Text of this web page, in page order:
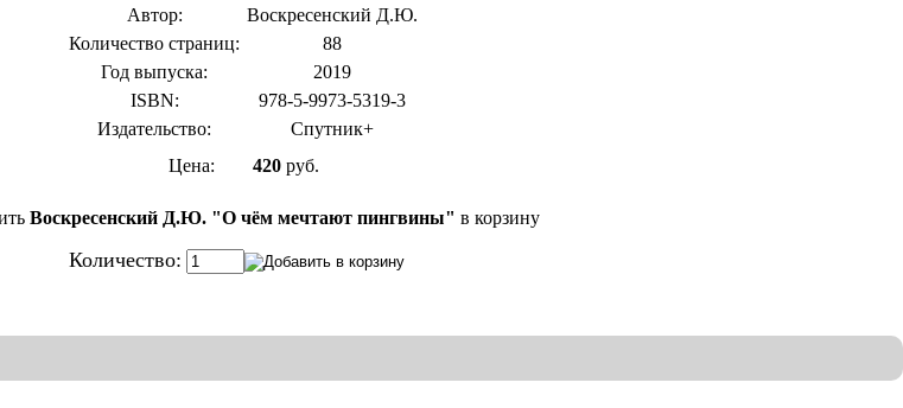
Автор:
Воскресенский Д.Ю.
Количество страниц:
88
Год выпуска:
2019
ISBN:
978-5-9973-5319-3
Издательство:
Спутник+
Цена:
420руб.
Воскресенский Д.Ю. "О чём мечтают пингвины" в корзину
Количество: